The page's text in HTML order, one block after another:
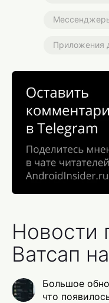
Приложения
Новости
Ватсап
Большое
что